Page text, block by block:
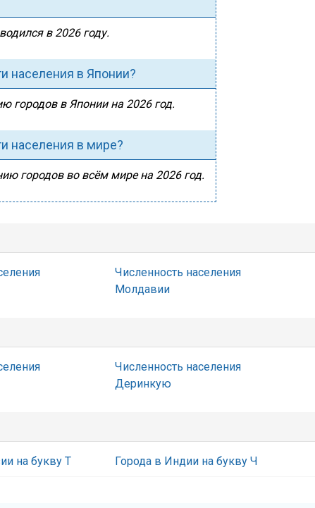
в 2026 году.
населения в Японии?
городов в Японии на 2026 год.
населения в мире?
городов во всём мире на 2026 год.
Численность населения
Молдавии
Численность населения
Деринкую
на букву Т Города в Индии на букву Ч